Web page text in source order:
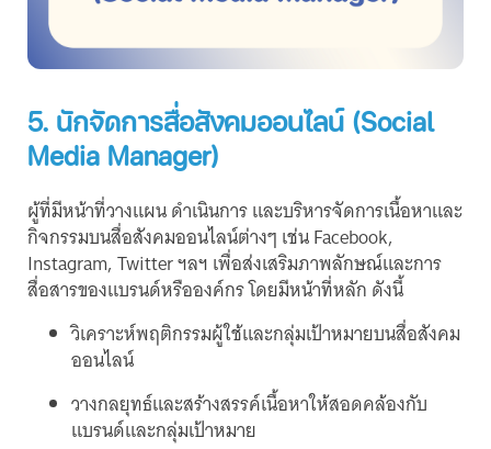
5. นักจัดการสื่อสังคมออนไลน์ (Social
Media Manager)
ผู้ที่มีหน้าที่วางแผน ดำเนินการ และบริหารจัดการเนื้อหาและ
กิจกรรมบนสื่อสังคมออนไลน์ต่างๆ เช่น Facebook,
Instagram, Twitter ฯลฯ เพื่อส่งเสริมภาพลักษณ์และการ
สื่อสารของแบรนด์หรือองค์กร โดยมีหน้าที่หลัก ดังนี้
วิเคราะห์พฤติกรรมผู้ใช้และกลุ่มเป้าหมายบนสื่อสังคม
ออนไลน์
วางกลยุทธ์และสร้างสรรค์เนื้อหาให้สอดคล้องกับ
แบรนด์และกลุ่มเป้าหมาย